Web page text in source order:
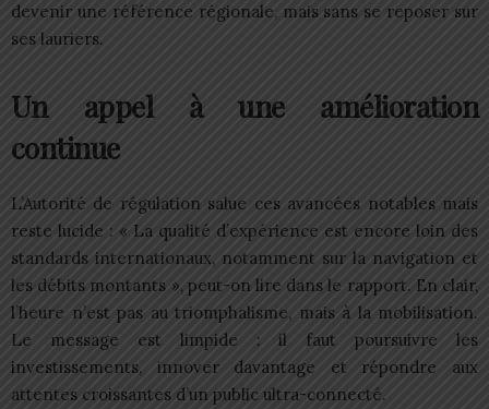
devenir une référence régionale, mais sans se reposer sur
ses lauriers.
Un appel à une amélioration
continue
L’Autorité de régulation salue ces avancées notables mais
reste lucide : « La qualité d’expérience est encore loin des
standards internationaux, notamment sur la navigation et
les débits montants », peut-on lire dans le rapport. En clair,
l’heure n’est pas au triomphalisme, mais à la mobilisation.
Le message est limpide : il faut poursuivre les
investissements, innover davantage et répondre aux
attentes croissantes d’un public ultra-connecté.